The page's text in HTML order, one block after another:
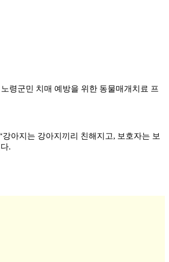
령군민 치매 예방을 위한 동물매개치료 프
아지는 강아지끼리 친해지고, 보호자는 보
.